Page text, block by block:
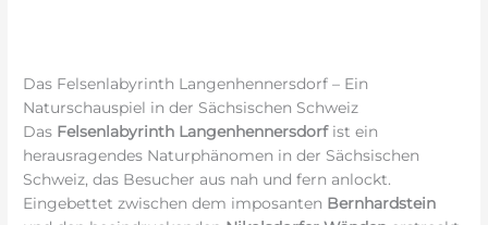
Das Felsenlabyrinth Langenhennersdorf – Ein
Naturschauspiel in der Sächsischen Schweiz
Das Felsenlabyrinth Langenhennersdorfist ein
herausragendes Naturphänomen in der Sächsischen
Schweiz, das Besucher aus nah und fern anlockt.
Eingebettet zwischen dem imposanten Bernhardstein